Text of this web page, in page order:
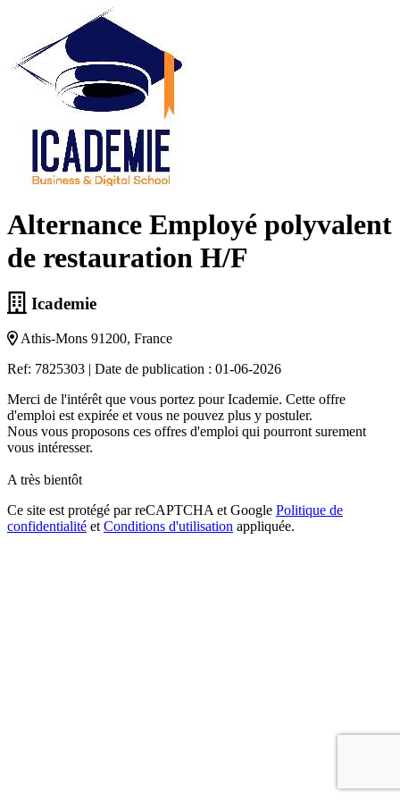
Alternance Employé polyvalent
de restauration H/F
Icademie
Athis-Mons 91200, France
Ref: 7825303 | Date de publication : 01-06-2026
Merci de l'intérêt que vous portez pour Icademie. Cette offre
d'emploi est expirée et vous ne pouvez plus y postuler.
Nous vous proposons ces offres d'emploi qui pourront surement
vous intéresser.
A très bientôt
Ce site est protégé par reCAPTCHA et Google Politique de
confidentialité et Conditions d'utilisation appliquée.